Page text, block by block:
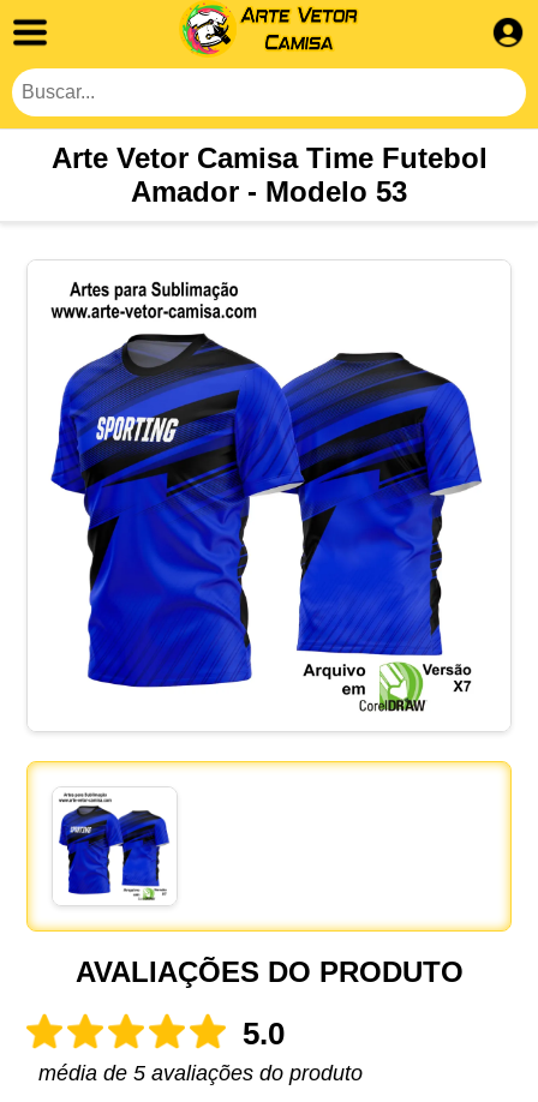
Arte Vetor Camisa Time Futebol
Amador - Modelo 53
AVALIAÇÕES DO PRODUTO
5.0
média de 5 avaliações do produto